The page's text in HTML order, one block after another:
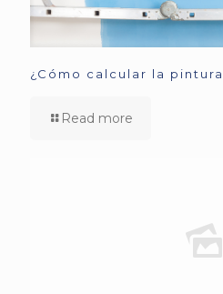
¿Cómo calcular la
Read more